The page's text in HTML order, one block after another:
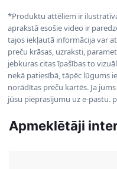
*Produktu attēliem ir
aprakstā esošie video ir
tajos iekļautā informācija var
preču krāsas, uzraksti,
jebkuras citas īpašības to
nekā patiesībā, tāpēc lūgums
norādītas preču kartēs. Ja
jūsu pieprasījumu uz e-pastu.
Apmeklētāji